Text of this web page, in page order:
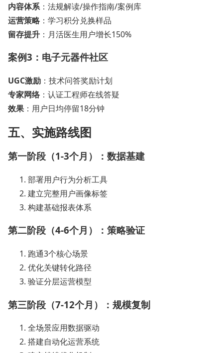
内容体系：法规解读/操作指南/案例库
运营策略：学习积分兑换样品
留存提升 ：月活医生用户增长150%
案例3：电子元器件社区
UGC激励 ：技术问答奖励计划
专家网络：认证工程师在线答疑
效果 ：用户日均停留18分钟
五、实施路线图
第一阶段（1-3个月）：数据基建
部署用户行为分析工具
建立完整用户画像标签
构建基础报表体系
第二阶段（4-6个月）：策略验证
跑通3个核心场景
优化关键转化路径
验证分层运营模型
第三阶段（7-12个月）：规模复制
全场景应用数据驱动
搭建自动化运营系统